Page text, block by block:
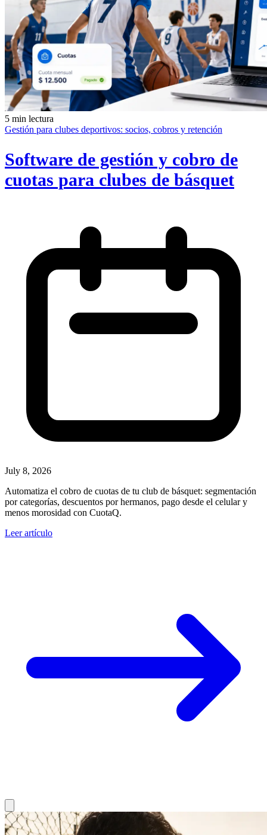
5 min lectura
Gestión para clubes deportivos: socios, cobros y retención
Software de gestión y cobro de
cuotas para clubes de básquet
July 8, 2026
Automatiza el cobro de cuotas de tu club de básquet: segmentación
por categorías, descuentos por hermanos, pago desde el celular y
menos morosidad con CuotaQ.
Leer artículo